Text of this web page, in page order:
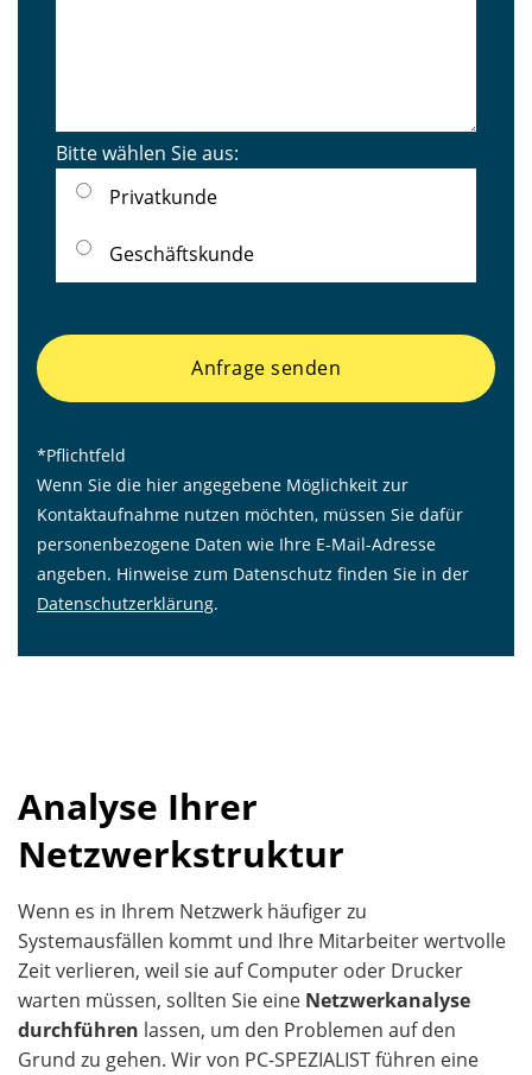
Bitte wählen Sie aus:
Privatkunde
Geschäftskunde
Anfrage senden
*Pflichtfeld
Wenn Sie die hier angegebene Möglichkeit zur
Kontaktaufnahme nutzen möchten, müssen Sie dafür
personenbezogene Daten wie Ihre E-Mail-Adresse
angeben. Hinweise zum Datenschutz finden Sie in der
Datenschutzerklärung.
Analyse Ihrer
Netzwerkstruktur
Wenn es in Ihrem Netzwerk häufiger zu
Systemausfällen kommt und Ihre Mitarbeiter wertvolle
Zeit verlieren, weil sie auf Computer oder Drucker
warten müssen, sollten Sie eine Netzwerkanalyse
durchführen lassen, um den Problemen auf den
Grund zu gehen. Wir von PC-SPEZIALIST führen eine